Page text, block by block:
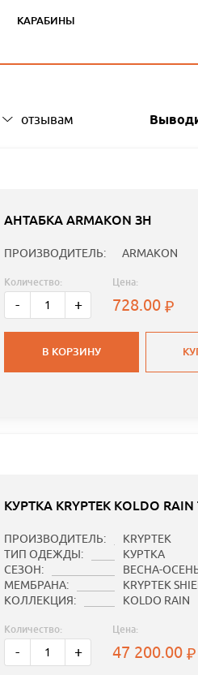
КАРАБИНЫ
отзывам
АНТАБКА ARMAKON ЗН
ПРОИЗВОДИТЕЛЬ: ARMAKON
Количество:
- +
Цена:
728.00
В КОРЗИНУ
КУРТКА KRYPTEK KOLDO RAIN
ПРОИЗВОДИТЕЛЬ:
KRYPTEK
ТИП ОДЕЖДЫ:
КУРТКА
СЕЗОН:
ВЕСНА-
МЕМБРАНА:
KRYPTEK
КОЛЛЕКЦИЯ:
KOLDO RAIN
Количество:
- +
Цена:
47 200.00